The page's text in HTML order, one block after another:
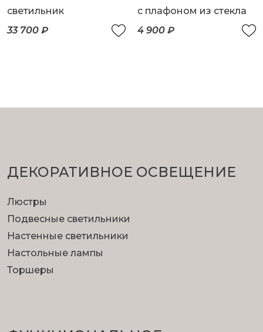
светильник
33 700 ₽
с плафоном из стекла
4 900 ₽
ДЕКОРАТИВНОЕ ОСВЕЩЕНИЕ
Люстры
Подвесные светильники
Настенные светильники
Настольные лампы
Торшеры